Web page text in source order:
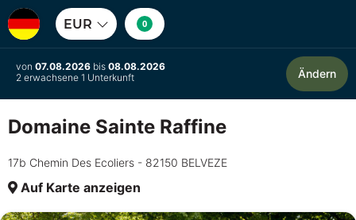
EUR 0
von 07.08.2026 bis 08.08.2026
2 erwachsene 1 Unterkunft
Ändern
Domaine Sainte Raffine
17b Chemin Des Ecoliers - 82150 BELVEZE
Auf Karte anzeigen